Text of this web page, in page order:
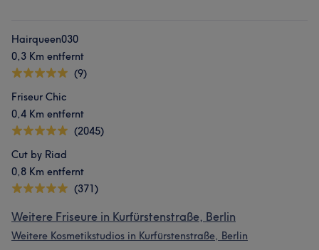
Hairqueen030
0,3 Km entfernt
(9)
Friseur Chic
0,4 Km entfernt
(2045)
Cut by Riad
0,8 Km entfernt
(371)
Weitere Friseure in Kurfürstenstraße, Berlin
Weitere Kosmetikstudios in Kurfürstenstraße, Berlin